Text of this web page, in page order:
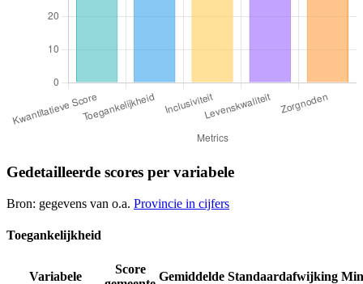
Gedetailleerde scores per variabele
Bron: gegevens van o.a. Provincie in cijfers
Toegankelijkheid
Variabele
Score
Gemiddelde Standaardafwijking